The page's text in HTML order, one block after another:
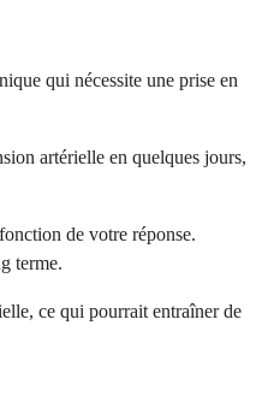
qui nécessite une prise en
artérielle en quelques jours,
de votre réponse.
terme.
ce qui pourrait entraîner de